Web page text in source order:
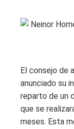
El consejo de
anunciado su
reparto de un
que se
meses. Esta